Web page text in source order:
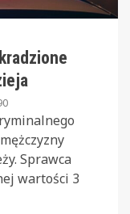
Sprawca
wartości 3